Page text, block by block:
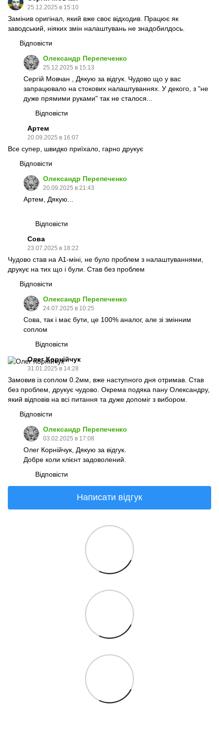
25.12.2025 в 15:10
Замінив оригінал, який вже своє відходив. Працює як
заводський, ніяких змін налаштувань не знадобилдось.
Відповісти
Олександр Перепеченко
25.12.2025 в 15:13
Сергій Мовчан , Дякую за відгук. Чудово що у вас
запрацювало на стокових налаштуваннях. У декого, з "не
дуже прямими руками" так не сталося...
Відповісти
Артем
20.09.2025 в 16:07
Все супер, швидко приїхало, гарно друкує
Відповісти
Олександр Перепеченко
20.09.2025 в 21:43
Артем, Дякую...
Відповісти
Сова
23.07.2025 в 18:22
Чудово став на А1-міні, не було проблем з налаштуваннями,
друкує на тих що і були. Став без проблем
Відповісти
Олександр Перепеченко
24.07.2025 в 10:25
Сова, так і має бути, це 100% аналог, але зі змінним
соплом
Відповісти
Олег Корнійчук
31.01.2025 в 14:28
Замовив із соплом 0.2мм, вже наступного дня отримав. Став
без проблем, друкує чудово. Окрема подяка пану Олександру,
який відповів на всі питання та дуже допоміг з вибором.
Відповісти
Олександр Перепеченко
03.02.2025 в 17:08
Олег Корнійчук, Дякую за відгук.
Добре коли клієнт задоволений.
Відповісти
Написати відгук